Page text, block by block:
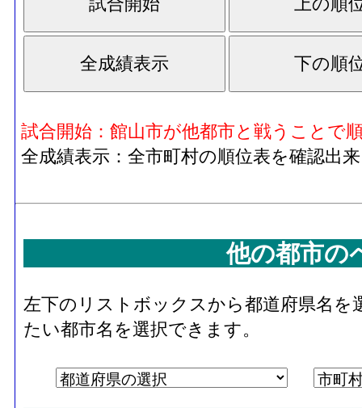
試合開始：館山市が他都市と戦うことで
全成績表示：全市町村の順位表を確認出
他の都市の
左下のリストボックスから都道府県名
たい都市名を選択できます。